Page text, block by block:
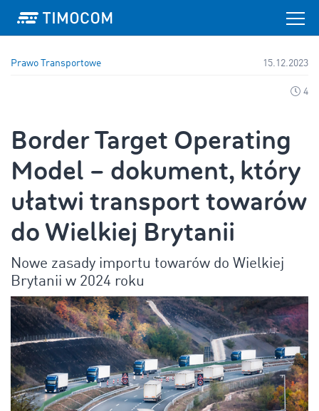
Prawo Transportowe 15.12.2023
4
Border Target Operating
Model – dokument, który
ułatwi transport towarów
do Wielkiej Brytanii
Nowe zasady importu towarów do Wielkiej
Brytanii w 2024 roku